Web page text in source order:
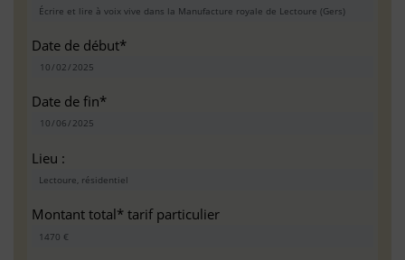
Date de début*
Date de fin*
Lieu :
Montant total* tarif particulier